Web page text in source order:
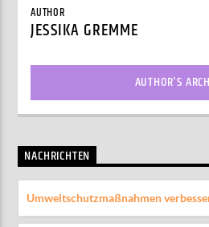
AUTHOR
JESSIKA GREMME
AUTHOR'S
NACHRICHTEN
Umweltschutzmaßnahmen